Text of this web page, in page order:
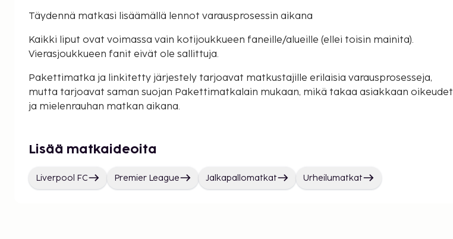
Täydennä matkasi lisäämällä lennot varausprosessin aikana
Kaikki liput ovat voimassa vain kotijoukkueen faneille/alueille (ellei toisin mainita).
Vierasjoukkueen fanit eivät ole sallittuja.
Pakettimatka ja linkitetty järjestely tarjoavat matkustajille erilaisia varausprosesseja,
mutta tarjoavat saman suojan Pakettimatkalain mukaan, mikä takaa asiakkaan oikeudet
ja mielenrauhan matkan aikana.
Lisää matkaideoita
Liverpool FC Premier League Jalkapallomatkat Urheilumatkat